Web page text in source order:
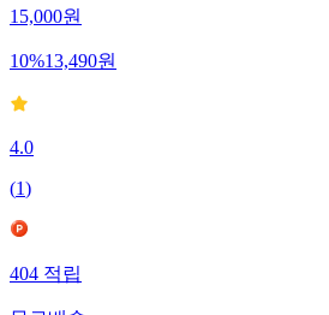
15,000원
10%13,490원
4.0
(1)
404 적립